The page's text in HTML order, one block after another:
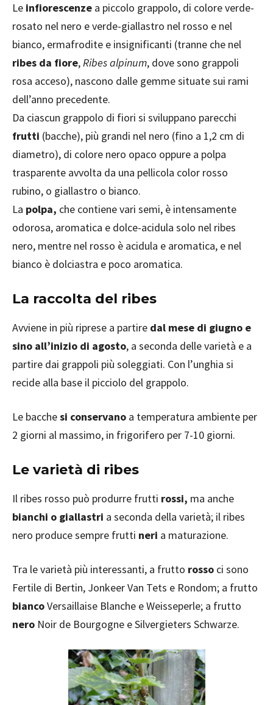
Le infiorescenze a piccolo grappolo, di colore verde-
rosato nel nero e verde-giallastro nel rosso e nel
bianco, ermafrodite e insignificanti (tranne che nel
ribes da fiore,Ribes alpinum, dove sono grappoli
rosa acceso), nascono dalle gemme situate sui rami
dell’anno precedente.
Da ciascun grappolo di fiori si sviluppano parecchi
frutti (bacche), più grandi nel nero (fino a 1,2 cm di
diametro), di colore nero opaco oppure a polpa
trasparente avvolta da una pellicola color rosso
rubino, o giallastro o bianco.
La polpa, che contiene vari semi, è intensamente
odorosa, aromatica e dolce-acidula solo nel ribes
nero, mentre nel rosso è acidula e aromatica, e nel
bianco è dolciastra e poco aromatica.
La raccolta del ribes
Avviene in più riprese a partire dal mese di giugno e
sino all’inizio di agosto, a seconda delle varietà e a
partire dai grappoli più soleggiati. Con l’unghia si
recide alla base il picciolo del grappolo.
Le bacchesi conservano a temperatura ambiente per
2 giorni al massimo, in frigorifero per 7-10 giorni.
Le varietà di ribes
Il ribes rosso può produrre frutti rossi, ma anche
bianchi o giallastri a seconda della varietà; il ribes
nero produce sempre frutti neri a maturazione.
Tra le varietà più interessanti, a frutto rosso ci sono
Fertile di Bertin, Jonkeer Van Tets e Rondom; a frutto
biancoVersaillaise Blanche e Weisseperle; a frutto
nero Noir de Bourgogne e Silvergieters Schwarze.